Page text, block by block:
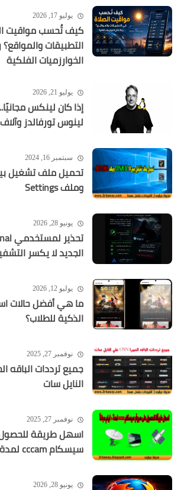
يوليو 17, 2026
كيف تُحسب مواقيت
التطبيقات والمواقع؟
الخوارزميات الفلكية
يوليو 21, 2026
إذا كان لينكس
لينوس تورفالدز وآلاف
سبتمبر 16, 2024
وملف Settings
يونيو 28, 2026
الجديد لا يكسر
يوليو 12, 2026
ما هي أفضل حالات
الذكية للطلاب؟
نوفمبر 27, 2025
النايل سات
نوفمبر 27, 2025
اسهل طريقة للحصول
سيسكام cccam لمدة 10 ايام مجانآ
يونيو 28, 2026